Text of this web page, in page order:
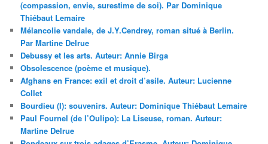
(compassion, envie, surestime de soi). Par Dominique
Thiébaut Lemaire
Mélancolie vandale, de J.Y.Cendrey, roman situé à Berlin.
Par Martine Delrue
Debussy et les arts. Auteur: Annie Birga
Obsolescence (poème et musique).
Afghans en France: exil et droit d’asile. Auteur: Lucienne
Collet
Bourdieu (I): souvenirs. Auteur: Dominique Thiébaut Lemaire
Paul Fournel (de l’Oulipo): La Liseuse, roman. Auteur:
Martine Delrue